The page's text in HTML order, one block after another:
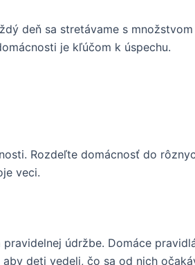
deň sa stretávame s
je kľúčom k úspechu.
Rozdeľte domácnosť do
veci.
údržbe. Domáce
deti vedeli, čo sa od nich